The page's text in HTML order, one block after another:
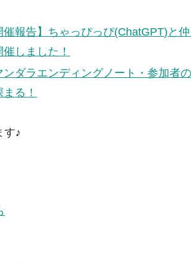
催報告】ちゃっぴっぴ(ChatGPT)と
催しました！
ンダラエンディングノート・参加者
る！
す♪